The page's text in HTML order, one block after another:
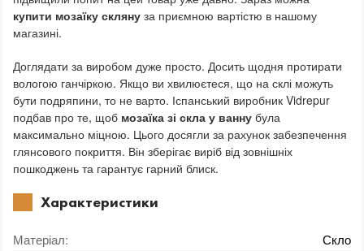
купити мозаїку скляну за приємною вартістю в нашому
магазині.
Доглядати за виробом дуже просто. Досить щодня протирати
вологою ганчіркою. Якщо ви хвилюєтеся, що на склі можуть
бути подряпини, то не варто. Іспанський виробник Vidrepur
подбав про те, щоб мозаїка зі скла у ванну була
максимально міцною. Цього досягли за рахунок забезпечення
глянсового покриття. Він зберігає виріб від зовнішніх
пошкоджень та гарантує гарний блиск.
Характеристики
Матеріал:
Скло